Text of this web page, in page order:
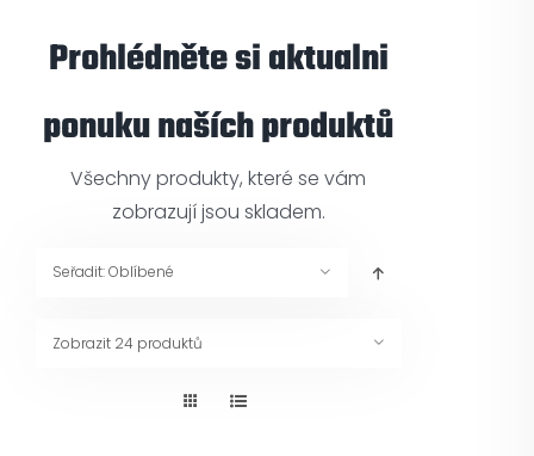
Skútry
Prohlédněte si aktualni
ponuku naších produktů
Všechny produkty, které se vám
zobrazují jsou skladem.
Seřadit:Oblíbené
Zobrazit 24 produktů